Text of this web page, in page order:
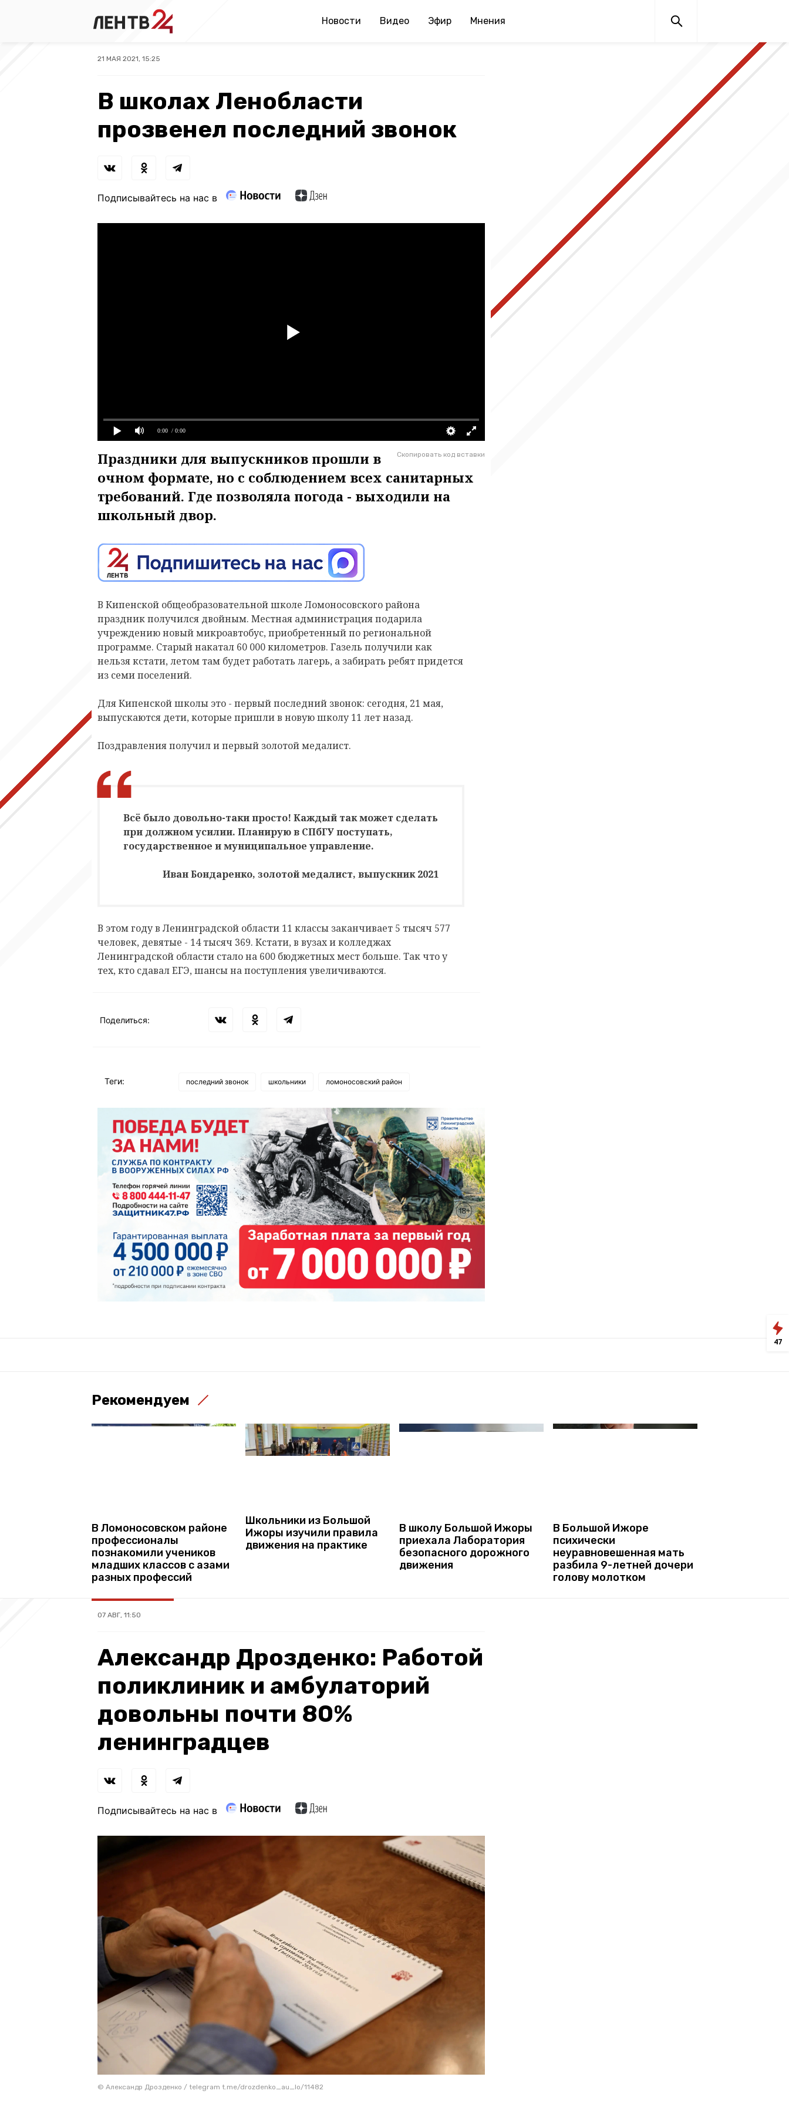
Новости Видео Эфир Мнения
21 МАЯ 2021, 15:25
В школах Ленобласти
прозвенел последний звонок
Подписывайтесь на нас в
0:00 / 0:00
Скопировать код вставки
Праздники для выпускников прошли в
очном формате, но с соблюдением всех санитарных
требований. Где позволяла погода - выходили на
школьный двор.
В Кипенской общеобразовательной школе Ломоносовского района
праздник получился двойным. Местная администрация подарила
учреждению новый микроавтобус, приобретенный по региональной
программе. Старый накатал 60 000 километров. Газель получили как
нельзя кстати, летом там будет работать лагерь, а забирать ребят придется
из семи поселений.
Для Кипенской школы это - первый последний звонок: сегодня, 21 мая,
выпускаются дети, которые пришли в новую школу 11 лет назад.
Поздравления получил и первый золотой медалист.
Всё было довольно-таки просто! Каждый так может сделать
при должном усилии. Планирую в СПбГУ поступать,
государственное и муниципальное управление.
Иван Бондаренко, золотой медалист, выпускник 2021
В этом году в Ленинградской области 11 классы заканчивает 5 тысяч 577
человек, девятые - 14 тысяч 369. Кстати, в вузах и колледжах
Ленинградской области стало на 600 бюджетных мест больше. Так что у
тех, кто сдавал ЕГЭ, шансы на поступления увеличиваются.
Поделиться:
Теги: последний звонок школьники ломоносовский район
Рекомендуем
В Ломоносовском районе
профессионалы
познакомили учеников
младших классов с азами
разных профессий
Школьники из Большой
Ижоры изучили правила
движения на практике
В школу Большой Ижоры
приехала Лаборатория
безопасного дорожного
движения
В Большой Ижоре
психически
неуравновешенная мать
разбила 9-летней дочери
голову молотком
07 АВГ, 11:50
Александр Дрозденко: Работой
поликлиник и амбулаторий
довольны почти 80%
ленинградцев
Подписывайтесь на нас в
© Александр Дрозденко / telegram t.me/drozdenko_au_lo/11482
47